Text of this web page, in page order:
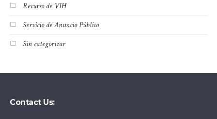
Recurso de VIH
Servicio de Anuncio Público
Sin categorizar
Contact Us: